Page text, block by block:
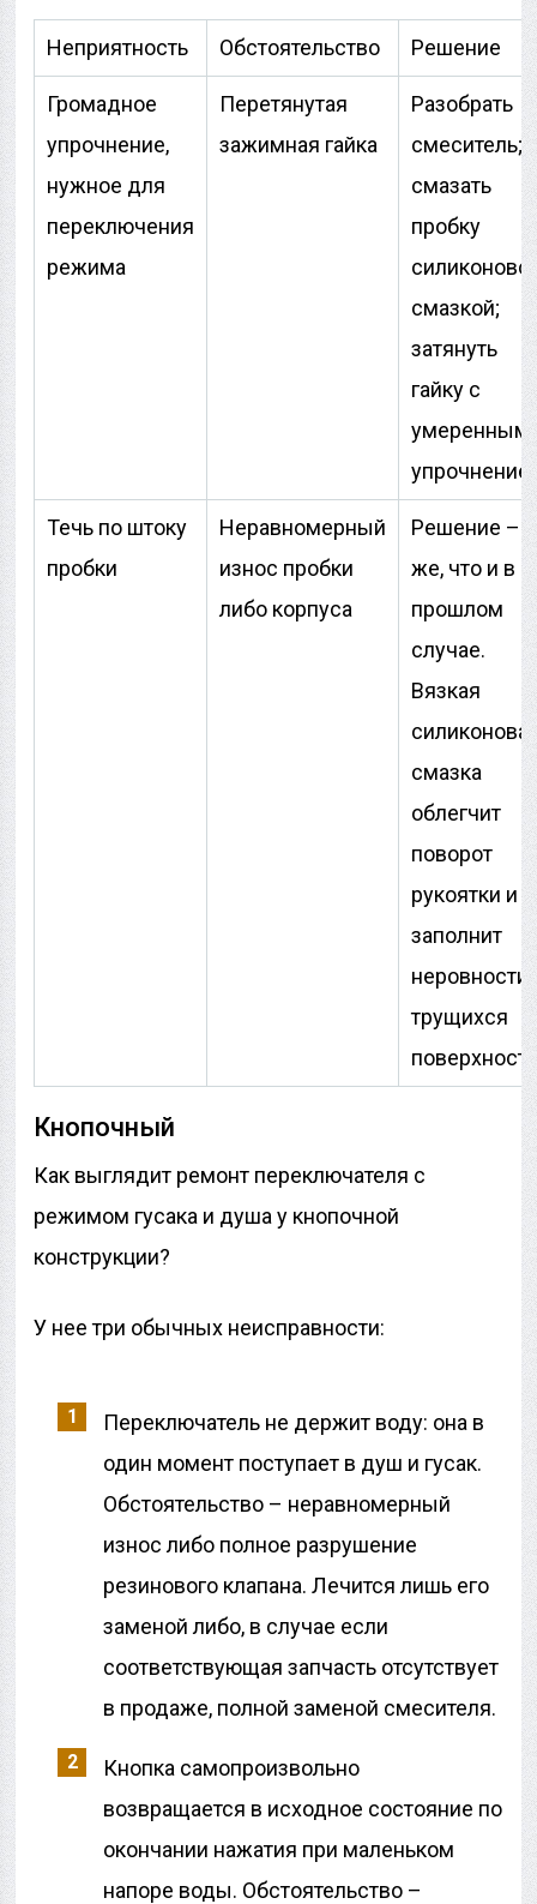
Неприятность Обстоятельство Решение
Громадное
упрочнение,
нужное для
переключения
режима
Перетянутая
зажимная гайка
Разобрать
смеситель;
смазать
пробку
смазкой;
затянуть
гайку с
умеренным
Течь по штоку
пробки
Неравномерный
износ пробки
либо корпуса
Решение –
же, что и в
прошлом
случае.
Вязкая
смазка
облегчит
поворот
рукоятки и
заполнит
неровности
трущихся
Кнопочный
Как выглядит ремонт переключателя с
режимом гусака и душа у кнопочной
конструкции?
У нее три обычных неисправности:
Переключатель не держит воду: она в
один момент поступает в душ и гусак.
Обстоятельство – неравномерный
износ либо полное разрушение
резинового клапана. Лечится лишь его
заменой либо, в случае если
соответствующая запчасть отсутствует
в продаже, полной заменой смесителя.
Кнопка самопроизвольно
возвращается в исходное состояние по
окончании нажатия при маленьком
напоре воды. Обстоятельство –